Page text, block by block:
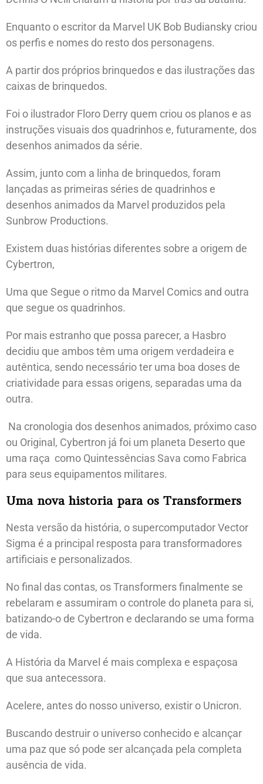
Enquanto o escritor da Marvel UK Bob Budiansky criou
os perfis e nomes do resto dos personagens.
A partir dos próprios brinquedos e das ilustrações das
caixas de brinquedos.
Foi o ilustrador Floro Derry quem criou os planos e as
instruções visuais dos quadrinhos e, futuramente, dos
desenhos animados da série.
Assim, junto com a linha de brinquedos, foram
lançadas as primeiras séries de quadrinhos e
desenhos animados da Marvel produzidos pela
Sunbrow Productions.
Existem duas histórias diferentes sobre a origem de
Cybertron,
Uma que Segue o ritmo da Marvel Comics and outra
que segue os quadrinhos.
Por mais estranho que possa parecer, a Hasbro
decidiu que ambos têm uma origem verdadeira e
autêntica, sendo necessário ter uma boa doses de
criatividade para essas origens, separadas uma da
outra.
Na cronologia dos desenhos animados, próximo caso
ou Original, Cybertron já foi um planeta Deserto que
uma raça como Quintessências Sava como Fabrica
para seus equipamentos militares.
Uma nova historia para os Transformers
Nesta versão da história, o supercomputador Vector
Sigma é a principal resposta para transformadores
artificiais e personalizados.
No final das contas, os Transformers finalmente se
rebelaram e assumiram o controle do planeta para si,
batizando-o de Cybertron e declarando se uma forma
de vida.
A História da Marvel é mais complexa e espaçosa
que sua antecessora.
Acelere, antes do nosso universo, existir o Unicron.
Buscando destruir o universo conhecido e alcançar
uma paz que só pode ser alcançada pela completa
ausência de vida.